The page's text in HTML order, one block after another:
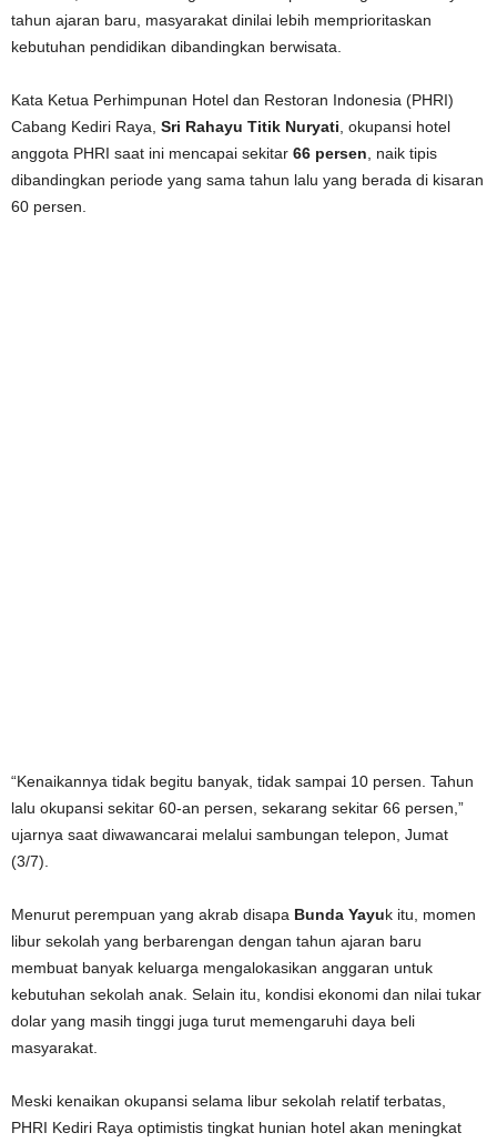
tahun ajaran baru, masyarakat dinilai lebih memprioritaskan
kebutuhan pendidikan dibandingkan berwisata.
Kata Ketua Perhimpunan Hotel dan Restoran Indonesia (PHRI)
Cabang Kediri Raya, Sri Rahayu Titik Nuryati , okupansi hotel
anggota PHRI saat ini mencapai sekitar 66 persen , naik tipis
dibandingkan periode yang sama tahun lalu yang berada di kisaran
60 persen.
“Kenaikannya tidak begitu banyak, tidak sampai 10 persen. Tahun
lalu okupansi sekitar 60-an persen, sekarang sekitar 66 persen,”
ujarnya saat diwawancarai melalui sambungan telepon, Jumat
(3/7).
Menurut perempuan yang akrab disapa Bunda Yayuk itu, momen
libur sekolah yang berbarengan dengan tahun ajaran baru
membuat banyak keluarga mengalokasikan anggaran untuk
kebutuhan sekolah anak. Selain itu, kondisi ekonomi dan nilai tukar
dolar yang masih tinggi juga turut memengaruhi daya beli
masyarakat.
Meski kenaikan okupansi selama libur sekolah relatif terbatas,
PHRI Kediri Raya optimistis tingkat hunian hotel akan meningkat